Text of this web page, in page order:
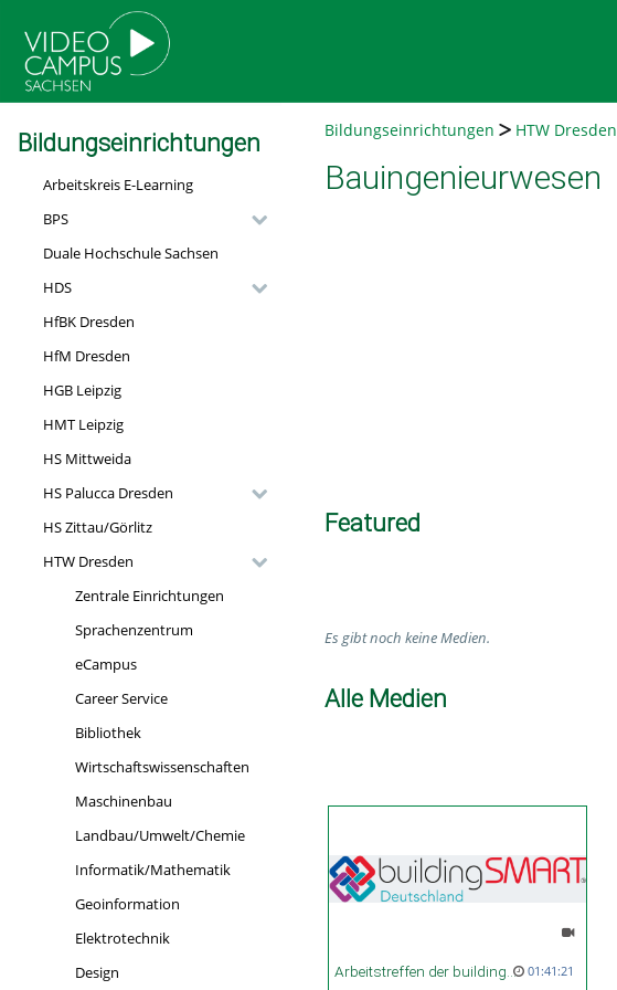
Bildungseinrichtungen
Arbeitskreis E-Learning
BPS
Duale Hochschule Sachsen
HDS
HfBK Dresden
HfM Dresden
HGB Leipzig
HMT Leipzig
HS Mittweida
HS Palucca Dresden
HS Zittau/Görlitz
HTW Dresden
Zentrale Einrichtungen
Sprachenzentrum
eCampus
Career Service
Bibliothek
Wirtschaftswissenschaften
Maschinenbau
Landbau/Umwelt/Chemie
Informatik/Mathematik
Geoinformation
Elektrotechnik
Design
Bildungseinrichtungen HTW Dresden
Bauingenieurwesen
Featured
Es gibt noch keine Medien.
Alle Medien
Arbeitstreffen der buildingSMART-FG BIM & GIS: Bauwerksmodelle im 3D WebGIS (ArcGIS GeoBIM) 01:41:21
01:41:21 duration